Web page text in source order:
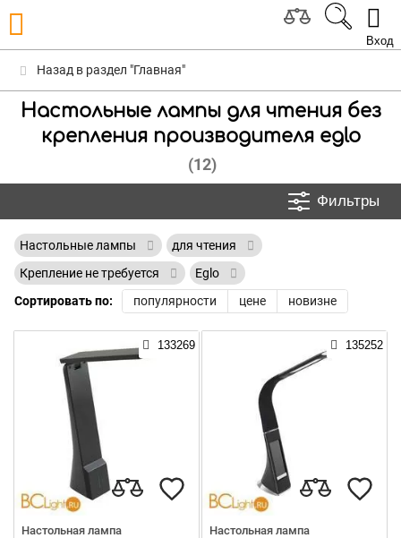
Вход
Назад в раздел "Главная"
Настольные лампы для чтения без
крепления производителя eglo
(12)
Фильтры
Настольные лампы
для чтения
Крепление не требуется
Eglo
Сортировать по:
популярности цене новизне
133269
Настольная лампа
135252
Настольная лампа